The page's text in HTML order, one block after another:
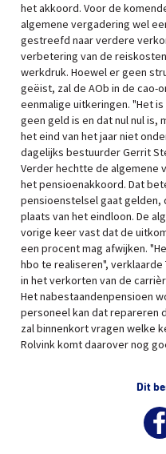
het akkoord. Voor de
algemene vergadering wel
gestreefd naar verdere
verbetering van de
werkdruk. Hoewel er geen
geëist, zal de AOb in de cao-
eenmalige uitkeringen. "Het
geen geld is en dat nul nul is,
het eind van het jaar niet
dagelijks bestuurder Gerrit
Verder hechtte de algemene
het pensioenakkoord. Dat
pensioenstelsel gaat gelden,
plaats van het eindloon. De
vorige keer vast dat de
een procent mag afwijken.
hbo te realiseren", verklaarde
in het verkorten van de
Het nabestaandenpensioen
personeel kan dat repareren
zal binnenkort vragen welke
Rolvink komt daarover nog
Dit